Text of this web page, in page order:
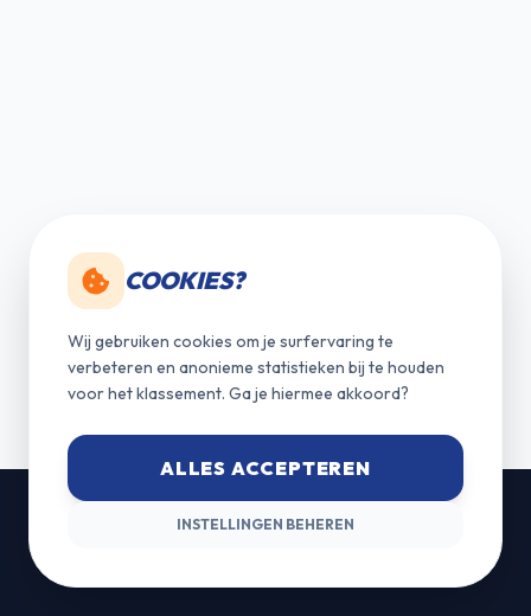
HELPSHOP LOOPCRITERIUM
COOKIES?
Wij gebruiken cookies om je surfervaring te
verbeteren en anonieme statistieken bij te houden
voor het klassement. Ga je hiermee akkoord?
ALLES ACCEPTEREN
INSTELLINGEN BEHEREN